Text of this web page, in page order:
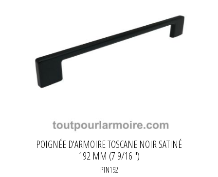
POIGNÉE D'ARMOIRE TOSCANE NOIR SATINÉ
192 MM (7 9/16 ")
PTN192